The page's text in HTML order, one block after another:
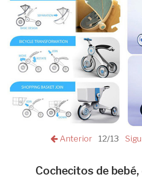
Anterior 12/13
Cochecitos de